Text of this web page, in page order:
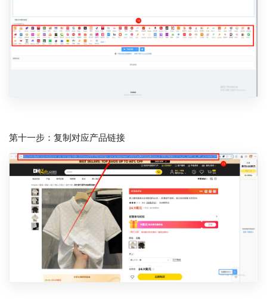
第十一步：复制对应产品链接